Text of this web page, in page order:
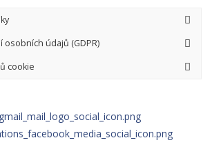
osobních údajů (GDPR)
cookie